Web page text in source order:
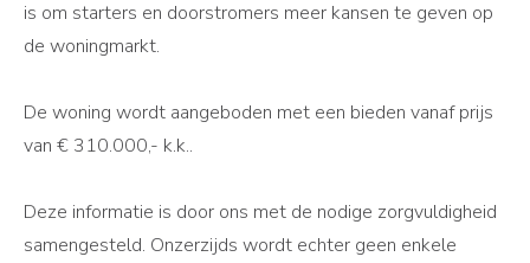
is om starters en doorstromers meer kansen te geven op
de woningmarkt.
De woning wordt aangeboden met een bieden vanaf prijs
van € 310.000,- k.k..
Deze informatie is door ons met de nodige zorgvuldigheid
samengesteld. Onzerzijds wordt echter geen enkele